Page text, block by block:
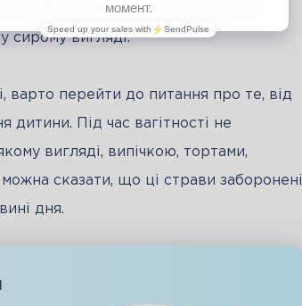
варто надавати тушкованим або
сирому вигляді.
варто перейти до питання про те, від
Під час вагітності не
вигляді, випічкою, тортами,
сказати, що ці страви заборонені
дня.